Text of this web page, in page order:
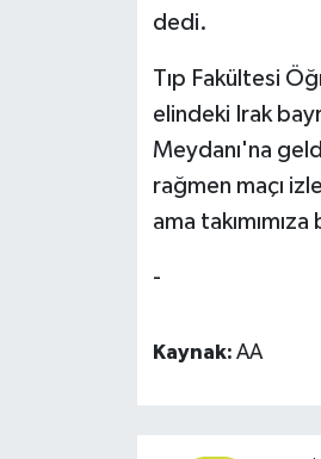
dedi.
Tıp Fakültesi
elindeki Irak
Meydanı'na
rağmen maçı
ama
-
Kaynak: AA